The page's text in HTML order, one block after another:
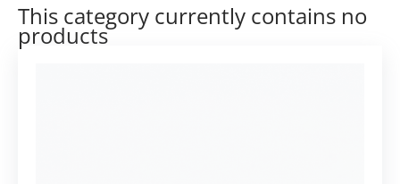
This category currently contains no
products